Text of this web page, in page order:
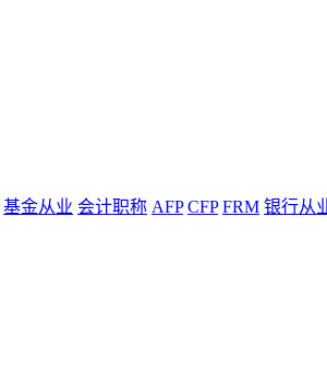
基金从业 会计职称 AFP CFP FRM 银行从